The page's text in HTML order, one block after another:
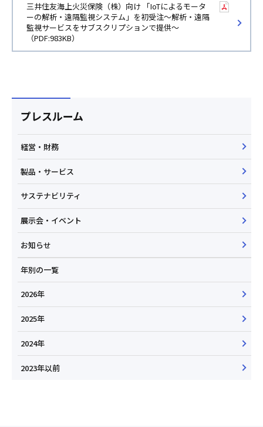
三井住友海上火災保険（株）向け 「IoTによるモータ
ーの解析・遠隔監視システム」を初受注～解析・遠隔
監視サービスをサブスクリプションで提供～
（PDF:983KB）
プレスルーム
経営・財務
製品・サービス
サステナビリティ
展示会・イベント
お知らせ
年別の一覧
2026年
2025年
2024年
2023年以前